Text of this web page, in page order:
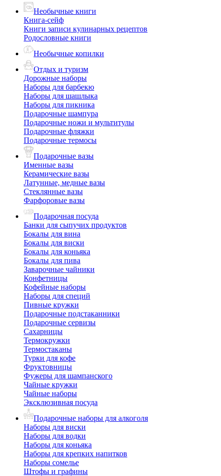
Необычные книги
Книга-сейф
Книги записи кулинарных рецептов
Родословные книги
Необычные копилки
Отдых и туризм
Дорожные наборы
Наборы для барбекю
Наборы для шашлыка
Наборы для пикника
Подарочные шампура
Подарочные ножи и мультитулы
Подарочные фляжки
Подарочные термосы
Подарочные вазы
Именные вазы
Керамические вазы
Латунные, медные вазы
Стеклянные вазы
Фарфоровые вазы
Подарочная посуда
Банки для сыпучих продуктов
Бокалы для вина
Бокалы для виски
Бокалы для коньяка
Бокалы для пива
Заварочные чайники
Конфетницы
Кофейные наборы
Наборы для специй
Пивные кружки
Подарочные подстаканники
Подарочные сервизы
Сахарницы
Термокружки
Термостаканы
Турки для кофе
Фруктовницы
Фужеры для шампанского
Чайные кружки
Чайные наборы
Эксклюзивная посуда
Подарочные наборы для алкоголя
Наборы для виски
Наборы для водки
Наборы для коньяка
Наборы для крепких напитков
Наборы сомелье
Штофы и графины